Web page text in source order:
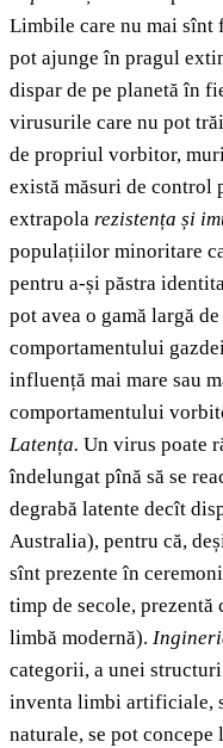
Limbile care nu mai sînt
pot ajunge în pragul
dispar de pe planetă în
virusurile care nu pot
de propriul vorbitor,
există măsuri de control
extrapola rezistența și
populațiilor minoritare
pentru a-și păstra
pot avea o gamă largă
comportamentului
influență mai mare sau
comportamentului
Latența. Un virus poate
îndelungat pînă să se
degrabă latente decît
Australia), pentru că,
sînt prezente în
timp de secole,
limbă modernă).
categorii, a unei
inventa limbi artificiale,
naturale, se pot